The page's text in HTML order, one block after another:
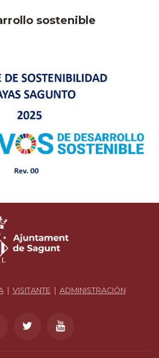
sostenible
| VISITANTE ADMINISTRACIÓN